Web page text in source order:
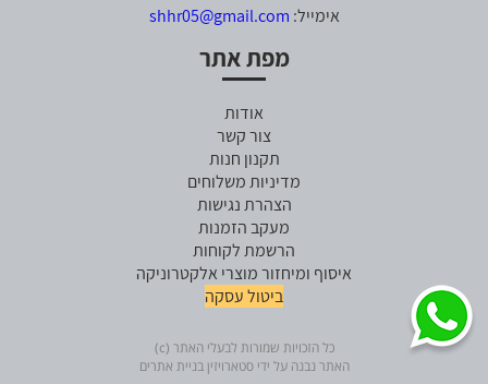
אימייל: shhr05@gmail.com
מפת אתר
אודות
צור קשר
תקנון חנות
מדיניות משלוחים
הצהרת נגישות
מעקב הזמנות
הרשמת לקוחות
איסוף ומיחזור מוצרי אלקטרוניקה
ביטול עסקה
כל הזכויות שמורות לבעלי האתר (c)
האתר נבנה על ידי סטארויזין בניית אתרים